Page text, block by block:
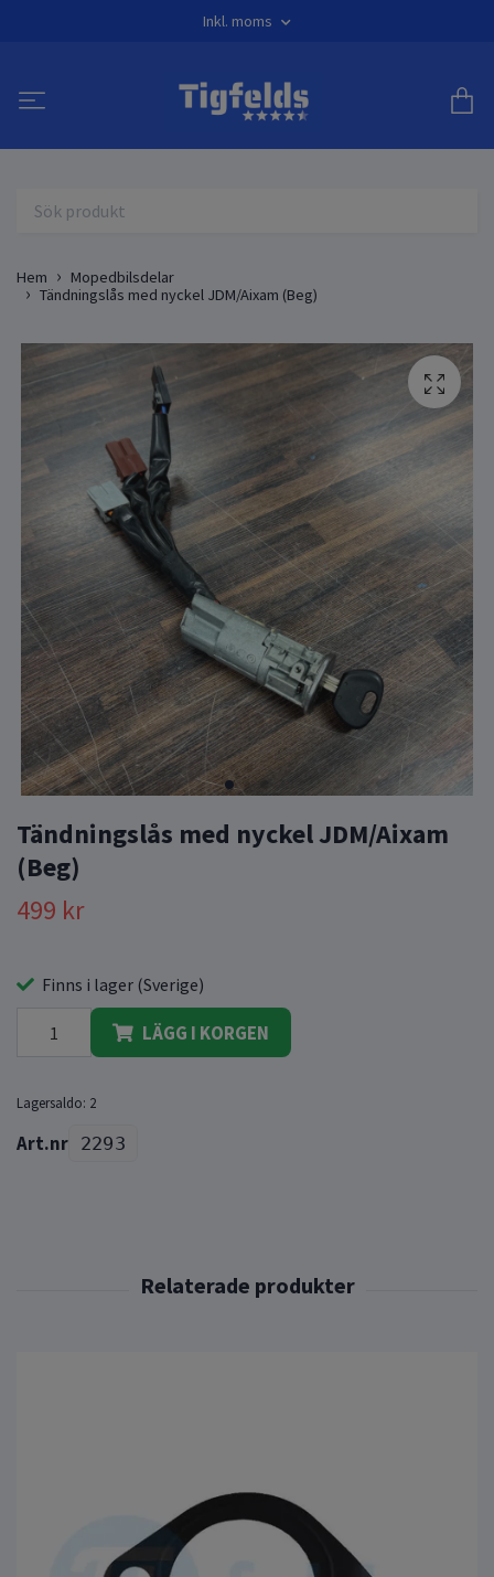
Inkl. moms
Hem
Mopedbilsdelar
Tändningslås med nyckel JDM/Aixam (Beg)
Tändningslås med nyckel JDM/Aixam
(Beg)
499 kr
Finns i lager (Sverige)
LÄGG I KORGEN
Lagersaldo: 2
2293